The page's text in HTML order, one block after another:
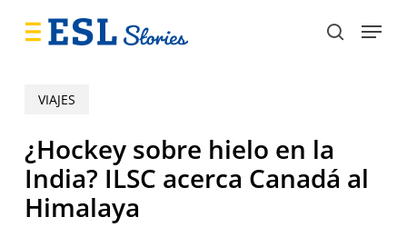
search
Menu
VIAJES
¿Hockey sobre hielo en la
India? ILSC acerca Canadá al
Himalaya